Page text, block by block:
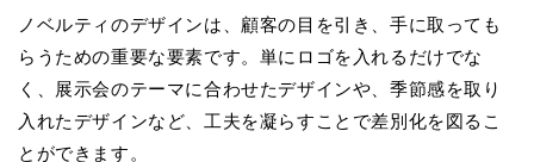
ノベルティのデザインは、顧客の目を引き、手に取っても
らうための重要な要素です。単にロゴを入れるだけでな
く、展示会のテーマに合わせたデザインや、季節感を取り
入れたデザインなど、工夫を凝らすことで差別化を図るこ
とができます。